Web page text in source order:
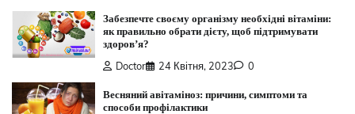
Забезпечте своєму організму необхідні вітаміни:
як правильно обрати дієту, щоб підтримувати
здоров’я?
Doctor 24 Квітня, 2023 0
Весняний авітаміноз: причини, симптоми та
способи профілактики